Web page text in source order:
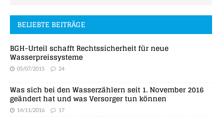
BELIEBTE BEITRÄGE
BGH-Urteil schafft Rechtssicherheit für neue
Wasserpreissysteme
05/07/2015 24
Was sich bei den Wasserzählern seit 1. November 2016
geändert hat und was Versorger tun können
14/11/2016 17